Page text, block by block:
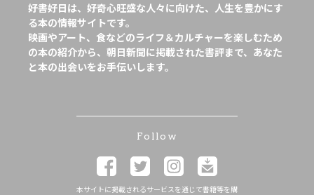
好書好日は、好奇心旺盛な人々に向けた、人生を豊かにす
る本の情報サイトです。
映画やアート、食などのライフ＆カルチャーを楽しむため
の本の紹介から、朝日新聞に掲載された書評まで、あなた
と本の出会いをお手伝いします。
Follow
本サイトに掲載されるサービスを通じて書籍等を購